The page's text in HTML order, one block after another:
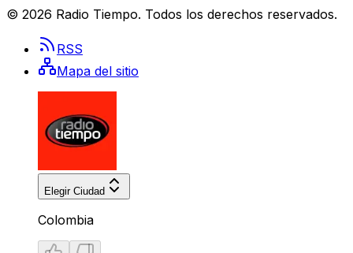
© 2026 Radio Tiempo. Todos los derechos reservados.
RSS
Mapa del sitio
Elegir Ciudad
Colombia